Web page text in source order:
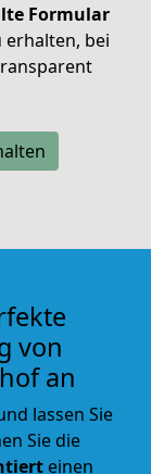
Formular
erhalten, bei
von
an
lassen Sie
Sie die
einen